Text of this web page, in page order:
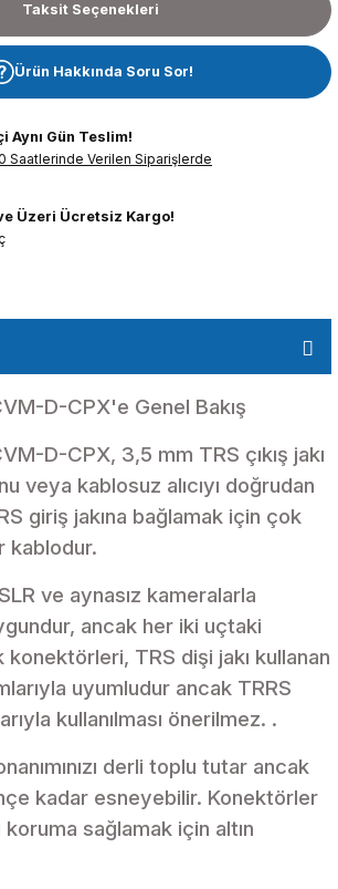
Taksit Seçenekleri
Ürün Hakkında Soru Sor!
Aynı Gün Teslim!
Saatlerinde Verilen Siparişlerde
Üzeri Ücretsiz Kargo!
D-CPX'e Genel Bakış
D-CPX, 3,5 mm TRS çıkış jakı
veya kablosuz alıcıyı doğrudan
giriş jakına bağlamak için çok
kablodur.
ve aynasız kameralarla
ancak her iki uçtaki
TRS dişi jakı kullanan
uyumludur ancak TRRS
kullanılması önerilmez. .
derli toplu tutar ancak
kadar esneyebilir. Konektörler
sağlamak için altın